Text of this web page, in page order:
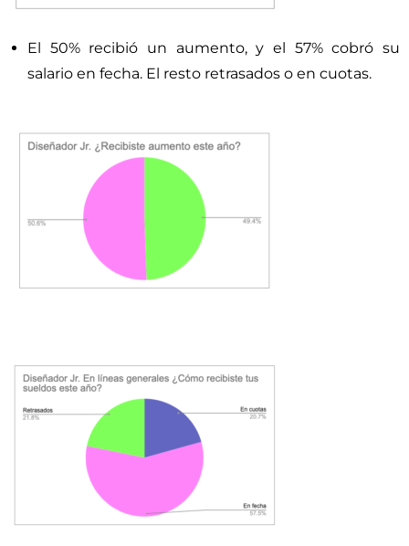
El 50% recibió un aumento, y el 57% cobró su
salario en fecha. El resto retrasados o en cuotas.